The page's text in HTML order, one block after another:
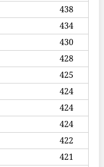
438
434
430
428
425
424
424
424
422
421